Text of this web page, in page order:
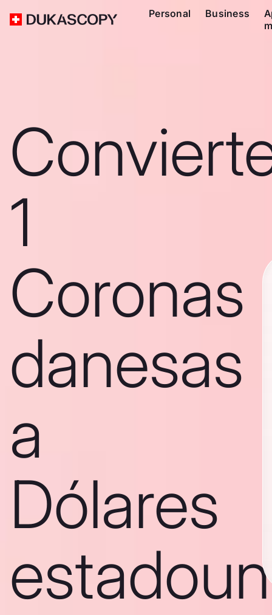
Personal Business
1
Coronas
danesas
a
Dólares